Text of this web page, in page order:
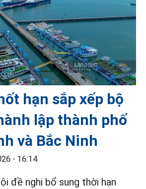
hạn sắp xếp bộ
lập thành phố
và Bắc Ninh
- 16:14
đề nghị bổ sung thời hạn